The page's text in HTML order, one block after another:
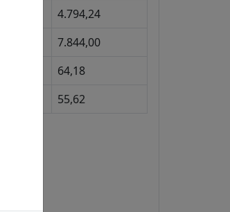
4.794,24
7.844,00
64,18
55,62